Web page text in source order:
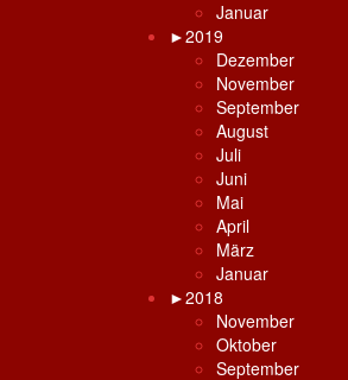
Januar
►2019
Dezember
November
September
August
Juli
Juni
Mai
April
März
Januar
►2018
November
Oktober
September